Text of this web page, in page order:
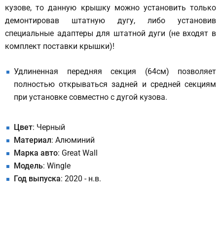
кузове, то данную крышку можно установить только
демонтировав штатную дугу, либо установив
специальные адаптеры для штатной дуги (не входят в
комплект поставки крышки)!
Удлиненная передняя секция (64см) позволяет
полностью открываться задней и средней секциям
при установке совместно с дугой кузова.
Цвет: Черный
Материал: Алюминий
Марка авто: Great Wall
Модель: Wingle
Год выпуска: 2020 - н.в.